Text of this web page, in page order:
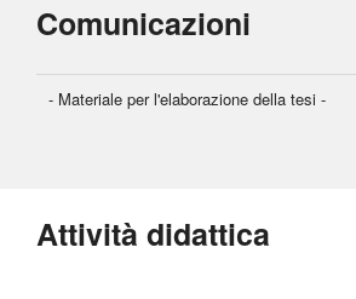
Comunicazioni
- Materiale per l'elaborazione della tesi -
Attività didattica